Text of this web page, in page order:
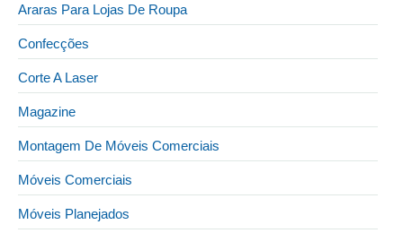
Araras Para Lojas De Roupa
Confecções
Corte A Laser
Magazine
Montagem De Móveis Comerciais
Móveis Comerciais
Móveis Planejados